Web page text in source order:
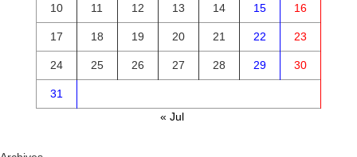
10 11 12 13 14 15 16
17 18 19 20 21 22 23
24 25 26 27 28 29 30
31
« Jul